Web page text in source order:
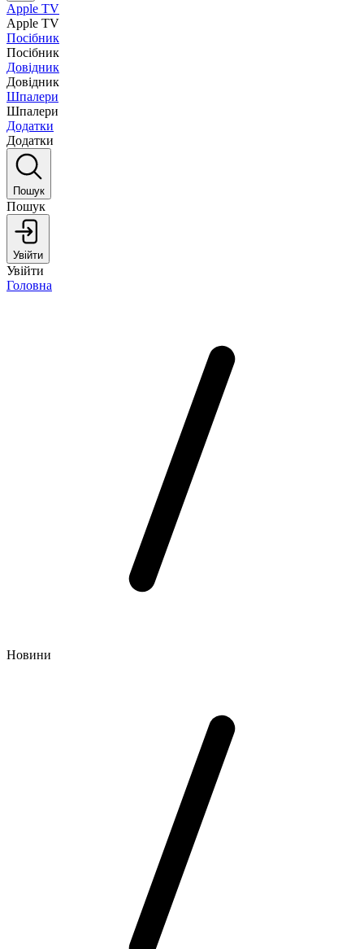
Apple TV
Apple TV
Посібник
Посібник
Довідник
Довідник
Шпалери
Шпалери
Додатки
Додатки
Пошук
Пошук
Увійти
Увійти
Головна
Новини